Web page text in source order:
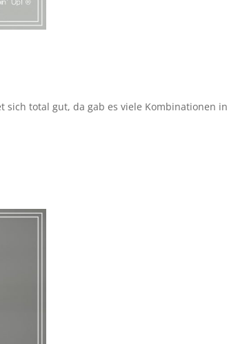
sich total gut, da gab es viele Kombinationen